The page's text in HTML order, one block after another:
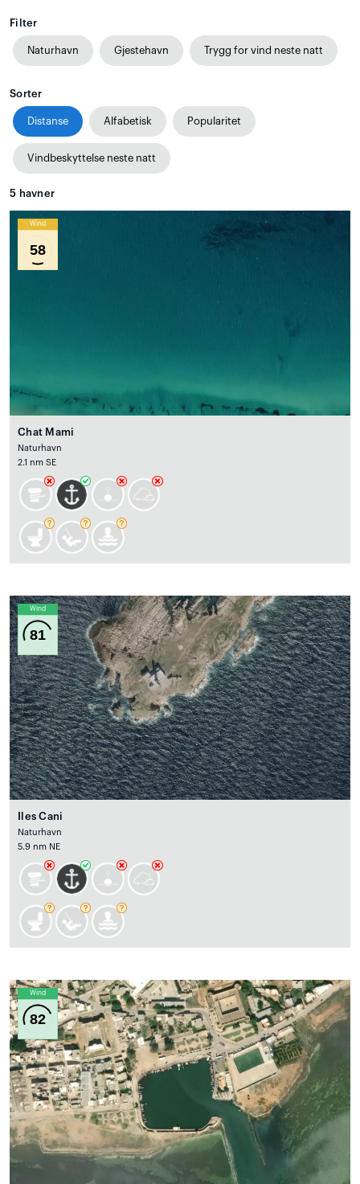
Filter
Naturhavn Gjestehavn Trygg for vind neste natt
Sorter
Distanse Alfabetisk Popularitet
Vindbeskyttelse neste natt
5 havner
Wind
58
Chat Mami
Naturhavn
2.1 nm SE
Wind
81
Iles Cani
Naturhavn
5.9 nm NE
Wind
82